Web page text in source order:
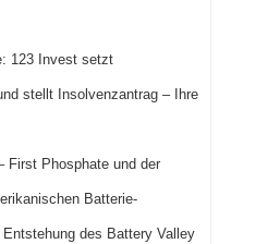
123 Invest setzt
stellt Insolvenzantrag – Ihre
First Phosphate und der
Batterie-
des Battery Valley